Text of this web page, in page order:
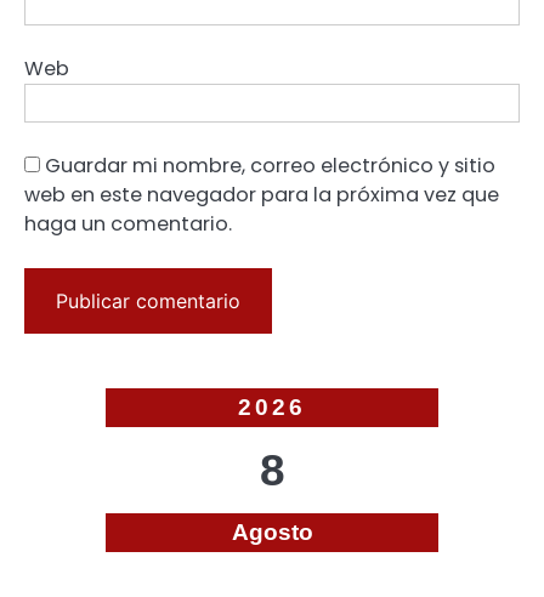
Web
Guardar mi nombre, correo electrónico y sitio
web en este navegador para la próxima vez que
haga un comentario.
2026
8
Agosto